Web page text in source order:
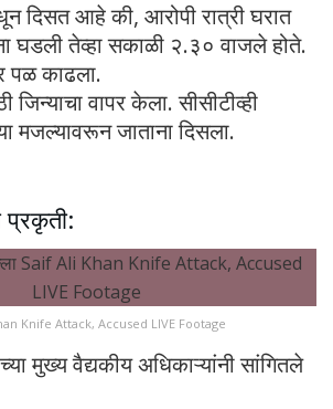
दिसत आहे की, आरोपी रात्री घरात
घडली तेव्हा सकाळी २.३० वाजले होते.
पळ काढला.
जिन्याचा वापर केला. सीसीटीव्ही
मजल्यावरून जाताना दिसला.
Knife Attack, Accused LIVE Footage
मुख्य वैद्यकीय अधिकाऱ्यांनी सांगितले